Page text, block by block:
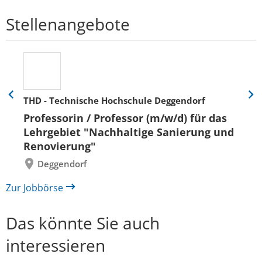
Stellenangebote
THD - Technische Hochschule Deggendorf
Professorin / Professor (m/w/d) für das
Lehrgebiet "Nachhaltige Sanierung und
Renovierung"
Deggendorf
Eine
zurück
Eine
Zur Jobbörse
Das könnte Sie auch
interessieren